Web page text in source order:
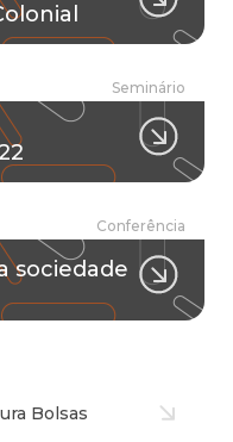
Seminário
Conferência
sociedade
Bolsas